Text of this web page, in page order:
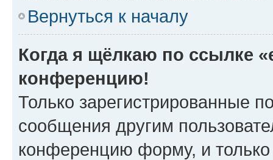
Вернуться к началу
Когда я щёлкаю по ссылке
конференцию!
Только зарегистрированные
сообщения другим
конференцию форму, и